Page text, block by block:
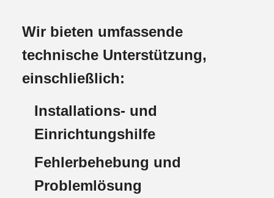
Wir bieten umfassende
technische Unterstützung,
einschließlich:
Installations- und
Einrichtungshilfe
Fehlerbehebung und
Problemlösung